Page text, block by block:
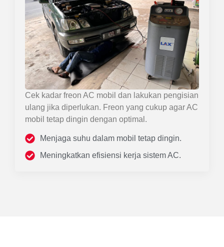
Cek kadar freon AC mobil dan lakukan pengisian
ulang jika diperlukan. Freon yang cukup agar AC
mobil tetap dingin dengan optimal.
Menjaga suhu dalam mobil tetap dingin.
Meningkatkan efisiensi kerja sistem AC.